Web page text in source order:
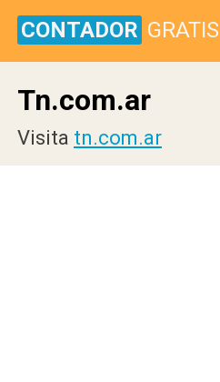
CONTADOR GRATIS
Tn.com.ar
Visita tn.com.ar